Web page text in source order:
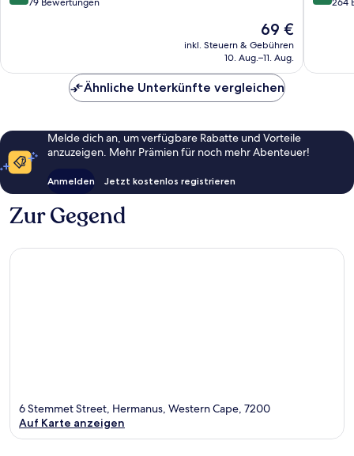
Der
Preis
beträgt
69 €
inkl. Steuern & Gebühren
10. Aug.–11. Aug.
Ähnliche Unterkünfte vergleichen
Melde dich an, um verfügbare Rabatte und Vorteile
anzuzeigen. Mehr Prämien für noch mehr Abenteuer!
Anmelden Jetzt kostenlos registrieren
Zur Gegend
6 Stemmet Street, Hermanus, Western Cape, 7200
Auf Karte anzeigen